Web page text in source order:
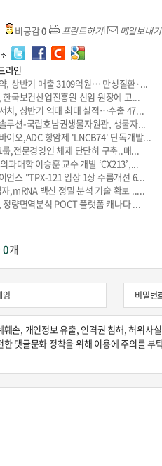
비공감0 프린트하기 메일보내기
라인
, 상반기 매출 3109억원… 만성질환·...
국보건산업진흥원 신임 원장에 고...
치, 상반기 역대 최대 실적…수출 47...
루션-국립호남권생물자원관, 생물자...
이오,ADC 항암제 'LNCB74' 단독개발...
,전문경영인 체제 단단히 구축..매...
과대학 이승훈 교수 개발 ‘CX213’,...
언스 "TPX-121 임상 1상 주름개선 6...
,mRNA 백신 정밀 분석 기술 확보 .....
량면역분석 POCT 플랫폼 캐나다 ...
0개